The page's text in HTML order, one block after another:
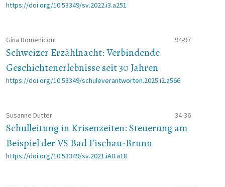
https://doi.org/10.53349/sv.2022.i3.a251
Gina Domeniconi 94-97
Schweizer Erzählnacht: Verbindende
Geschichtenerlebnisse seit 30 Jahren
https://doi.org/10.53349/schuleverantworten.2025.i2.a566
Susanne Dutter 34-36
Schulleitung in Krisenzeiten: Steuerung am
Beispiel der VS Bad Fischau-Brunn
https://doi.org/10.53349/sv.2021.iA0.a18